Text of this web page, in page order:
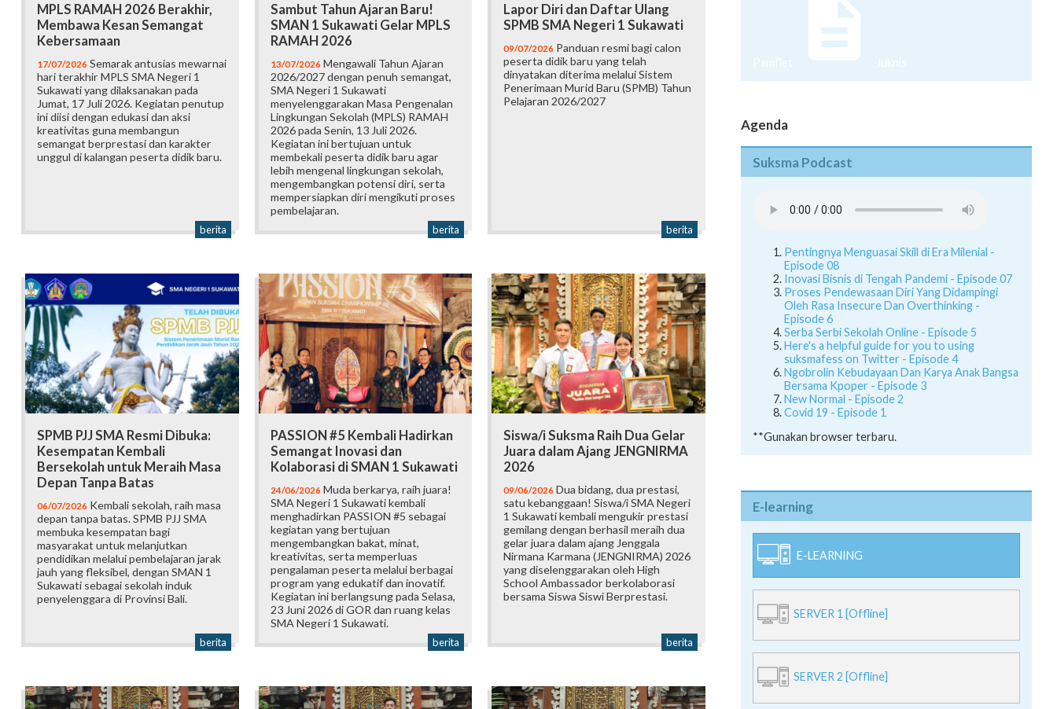
MPLS RAMAH 2026 Berakhir,
Membawa Kesan Semangat
Kebersamaan
17/07/2026 Semarak antusias mewarnai
hari terakhir MPLS SMA Negeri 1
Sukawati yang dilaksanakan pada
Jumat, 17 Juli 2026. Kegiatan penutup
ini diisi dengan edukasi dan aksi
kreativitas guna membangun
semangat berprestasi dan karakter
unggul di kalangan peserta didik baru.
berita
Sambut Tahun Ajaran Baru!
SMAN 1 Sukawati Gelar MPLS
RAMAH 2026
13/07/2026 Mengawali Tahun Ajaran
2026/2027 dengan penuh semangat,
SMA Negeri 1 Sukawati
menyelenggarakan Masa Pengenalan
Lingkungan Sekolah (MPLS) RAMAH
2026 pada Senin, 13 Juli 2026.
Kegiatan ini bertujuan untuk
membekali peserta didik baru agar
lebih mengenal lingkungan sekolah,
mengembangkan potensi diri, serta
mempersiapkan diri mengikuti proses
pembelajaran.
berita
Lapor Diri dan Daftar Ulang
SPMB SMA Negeri 1 Sukawati
09/07/2026 Panduan resmi bagi calon
peserta didik baru yang telah
dinyatakan diterima melalui Sistem
Penerimaan Murid Baru (SPMB) Tahun
Pelajaran 2026/2027
berita
SPMB PJJ SMA Resmi Dibuka:
Kesempatan Kembali
Bersekolah untuk Meraih Masa
Depan Tanpa Batas
06/07/2026 Kembali sekolah, raih masa
depan tanpa batas. SPMB PJJ SMA
membuka kesempatan bagi
masyarakat untuk melanjutkan
pendidikan melalui pembelajaran jarak
jauh yang fleksibel, dengan SMAN 1
Sukawati sebagai sekolah induk
penyelenggara di Provinsi Bali.
berita
PASSION #5 Kembali Hadirkan
Semangat Inovasi dan
Kolaborasi di SMAN 1 Sukawati
24/06/2026 Muda berkarya, raih juara!
SMA Negeri 1 Sukawati kembali
menghadirkan PASSION #5 sebagai
kegiatan yang bertujuan
mengembangkan bakat, minat,
kreativitas, serta memperluas
pengalaman peserta melalui berbagai
program yang edukatif dan inovatif.
Kegiatan ini berlangsung pada Selasa,
23 Juni 2026 di GOR dan ruang kelas
SMA Negeri 1 Sukawati.
berita
Siswa/i Suksma Raih Dua Gelar
Juara dalam Ajang JENGNIRMA
2026
09/06/2026 Dua bidang, dua prestasi,
satu kebanggaan! Siswa/i SMA Negeri
1 Sukawati kembali mengukir prestasi
gemilang dengan berhasil meraih dua
gelar juara dalam ajang Jenggala
Nirmana Karmana (JENGNIRMA) 2026
yang diselenggarakan oleh High
School Ambassador berkolaborasi
bersama Siswa Siswi Berprestasi.
berita
Pamflet Juknis
Agenda
Suksma Podcast
Pentingnya Menguasai Skill di Era Milenial -
Episode 08
Inovasi Bisnis di Tengah Pandemi - Episode 07
Proses Pendewasaan Diri Yang Didampingi
Oleh Rasa Insecure Dan Overthinking -
Episode 6
Serba Serbi Sekolah Online - Episode 5
Here's a helpful guide for you to using
suksmafess on Twitter - Episode 4
Ngobrolin Kebudayaan Dan Karya Anak Bangsa
Bersama Kpoper - Episode 3
New Normal - Episode 2
Covid 19 - Episode 1
**Gunakan browser terbaru.
E-learning
E-LEARNING
SERVER 1 [Offline]
SERVER 2 [Offline]